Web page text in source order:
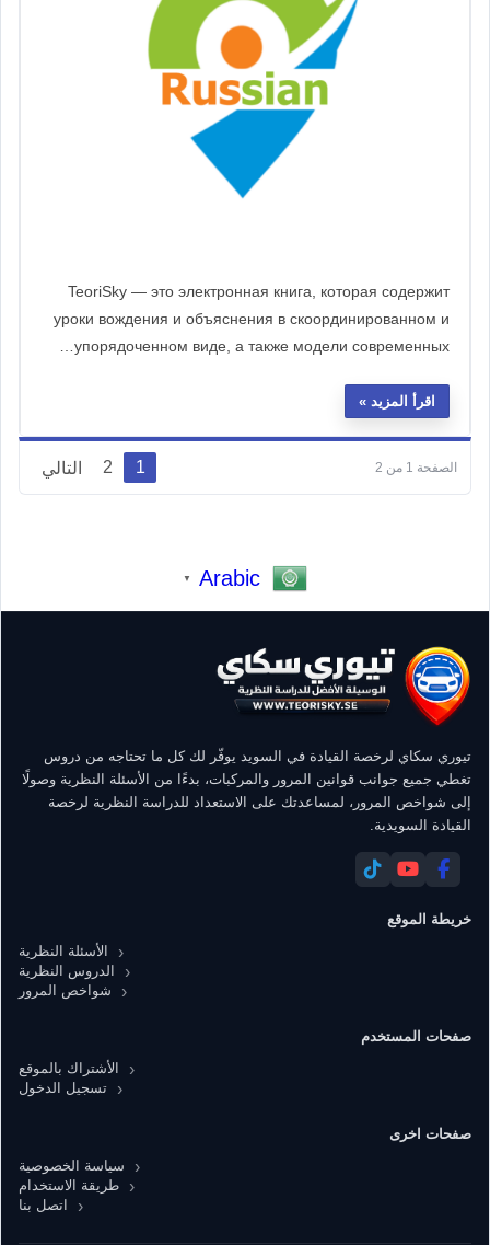
TeoriSky — это электронная книга, которая содержит
уроки вождения и объяснения в скоординированном и
упорядоченном виде, а также модели современных…
اقرأ المزيد
ع
ف
م
1
2 التالي الصفحة 1 من 2
Arabic
▼
تيوري سكاي لرخصة القيادة في السويد يوفّر لك كل ما تحتاجه من دروس
تغطي جميع جوانب قوانين المرور والمركبات، بدءًا من الأسئلة النظرية وصولًا
إلى شواخص المرور، لمساعدتك على الاستعداد للدراسة النظرية لرخصة
القيادة السويدية.
خريطة الموقع
الأسئلة النظرية
الدروس النظرية
شواخص المرور
صفحات المستخدم
الأشتراك بالموقع
تسجيل الدخول
صفحات اخرى
سياسة الخصوصية
طريقة الاستخدام
اتصل بنا